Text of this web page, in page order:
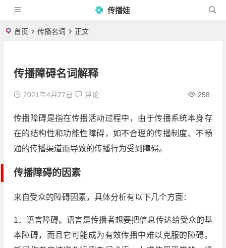
传播娃
首页 传播名词 正文
传播障碍名词解释
2021年4月27日 评论 258
传播障碍是指在传播活动过程中，由于传播系统本身存
在的结构性和功能性障碍，如不合理的传播制度、不畅
通的传播渠道而导致的传播行为受到障碍。
传播障碍的因素
来自受众的障碍因素，具体分析有以下几个方面：
1．语言障碍。语言是传播者想要把信息传达给受众的基
本障碍，而且它可能成为有效传播中难以克服的障碍。